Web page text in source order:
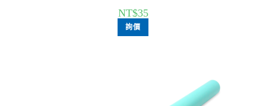
NT$35
詢價